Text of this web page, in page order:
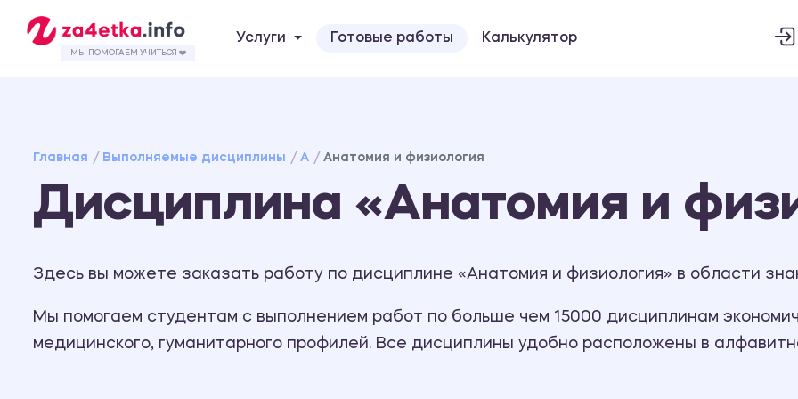
- МЫ ПОМОГАЕМ УЧИТЬСЯ ❤️
Услуги Готовые работы Калькулятор
Главная Выполняемые дисциплины А Анатомия и физиология
Дисциплина «Анатомия и
Здесь вы можете заказать работу по дисциплине «Анатомия и физиология» в области
Мы помогаем студентам с выполнением работ по больше чем 15000 дисциплинам
медицинского, гуманитарного профилей. Все дисциплины удобно расположены в